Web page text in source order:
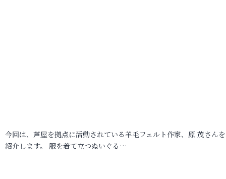
今回は、芦屋を拠点に活動されている羊毛フェルト作家、原 茂さん
紹介します。 服を着て立つぬいぐる…